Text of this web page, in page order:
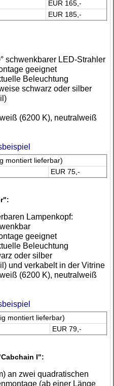
EUR 165,-
EUR 185,-
schwenkbarer LED-Strahler
geeignet
Beleuchtung
schwarz oder silber
(6200 K), neutralweiß
montiert lieferbar)
EUR 75,-
Lampenkopf:
geeignet
Beleuchtung
oder silber
und verkabelt in der Vitrine
(6200 K), neutralweiß
montiert lieferbar)
EUR 79,-
I":
an zwei quadratischen
(ab einer Länge